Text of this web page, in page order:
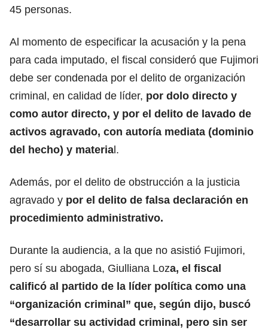
45 personas.
Al momento de especificar la acusación y la pena
para cada imputado, el fiscal consideró que Fujimori
debe ser condenada por el delito de organización
criminal, en calidad de líder, por dolo directo y
como autor directo, y por el delito de lavado de
activos agravado, con autoría mediata (dominio
del hecho) y material.
Además, por el delito de obstrucción a la justicia
agravado y por el delito de falsa declaración en
procedimiento administrativo.
Durante la audiencia, a la que no asistió Fujimori,
pero sí su abogada, Giulliana Loza, el fiscal
calificó al partido de la líder política como una
“organización criminal” que, según dijo, buscó
“desarrollar su actividad criminal, pero sin ser